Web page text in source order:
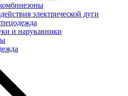
электрической дуги
и нарукавники